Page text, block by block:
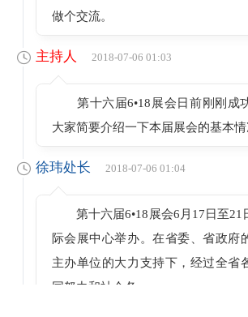
做个交流。
主持人 2018-07-06 01:03
第十六届6•18展会日前刚刚成
大家简要介绍一下本届展会的基本情
徐玮处长 2018-07-06 01:04
第十六届6•18展会6月17日至21
际会展中心举办。在省委、省政府
主办单位的大力支持下，经过全省
同努力和社会各